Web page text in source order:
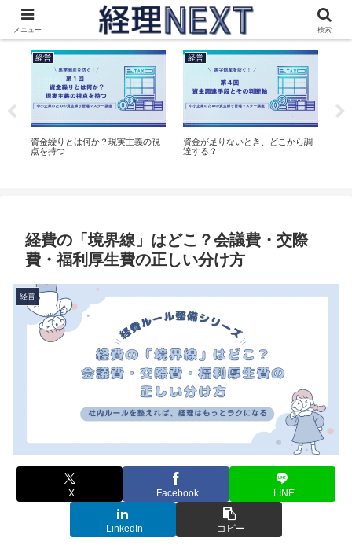
これからの会社を考える社長と経理のためのメディア
経営
資金繰りとは何か？現実主義の視
点を持つ
経営
資金が足りないとき、どこから調
達する？
経費の「境界線」はどこ？会議費・交際
費・福利厚生費の正しい分け方
経営
X Facebook LINE
LinkedIn コピー
メニュー 検索